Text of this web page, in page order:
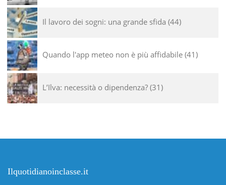
Il lavoro dei sogni: una grande sfida 44
Quando l'app meteo non è più affidabile 41
L’Ilva: necessità o dipendenza? 31
Ilquotidianoinclasse.it